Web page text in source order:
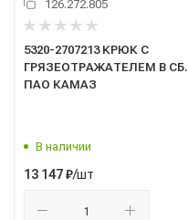
126.272.805
5320-2707213 КРЮК С
ГРЯЗЕОТРАЖАТЕЛЕМ В СБ.
ПАО КАМАЗ
В наличии
13 147₽/шт